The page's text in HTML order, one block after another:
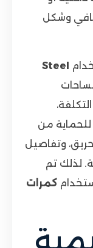
وشكل
Steel
للحماية من
وتفاصيل
لذلك تم
كمرات